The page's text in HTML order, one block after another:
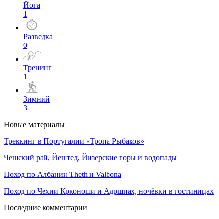
Йога
1
Разведка
0
Тренинг
1
Зимний
3
Новые материалы
Треккинг в Португалии «Тропа Рыбаков»
Чешский рай, Йештед, Йизерские горы и водопады
Поход по Албании Theth и Valbona
Поход по Чехии Крконоши и Адршпах, ночёвки в гостиницах
Последние комментарии